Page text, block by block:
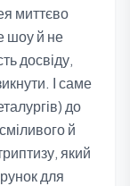
миттєво
шоу й не
досвіду,
І саме
до
й
який
для